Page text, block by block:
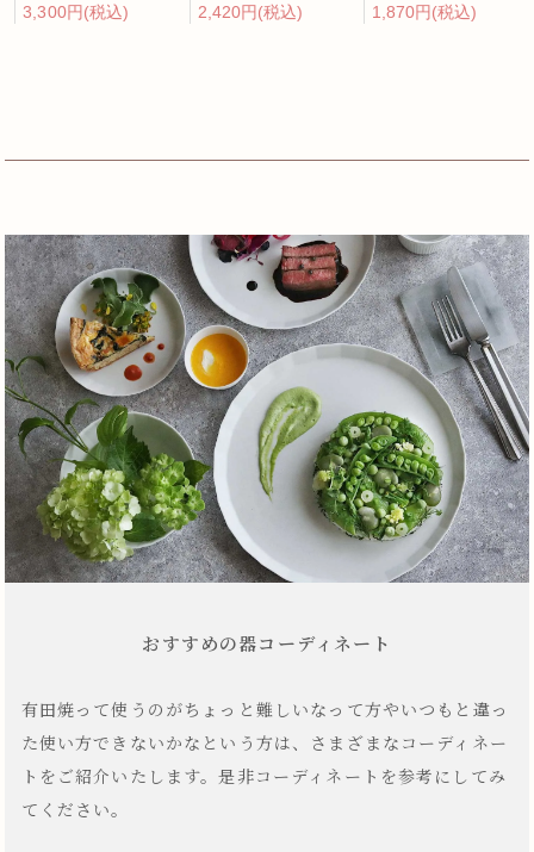
3,300円(税込)
2,420円(税込)
1,870円(税込)
おすすめの器コーディネート
有田焼って使うのがちょっと難しいなって方やいつもと違っ
た使い方できないかなという方は、さまざまなコーディネー
トをご紹介いたします。是非コーディネートを参考にしてみ
てください。